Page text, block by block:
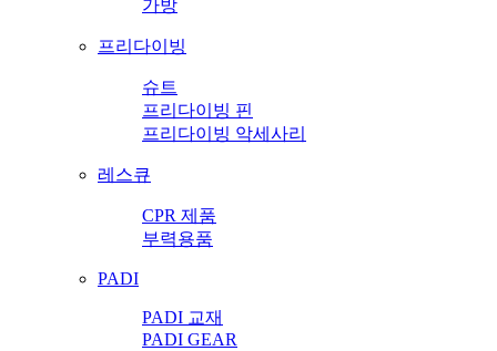
가방
프리다이빙
슈트
프리다이빙 핀
프리다이빙 악세사리
레스큐
CPR 제품
부력용품
PADI
PADI 교재
PADI GEAR